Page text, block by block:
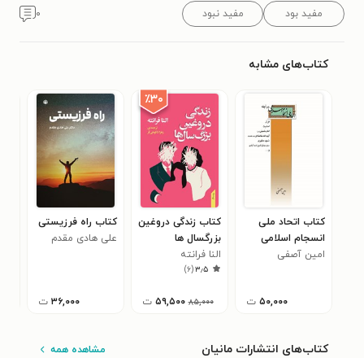
مفید بود مفید نبود ۰
کتاب‌های مشابه
کتاب اتحاد ملی
انسجام اسلامی
امین آصفی
۵۰,۰۰۰ ت
٪۳۰
کتاب زندگی دروغین
بزرگسال ها
النا فرانته
۳٫۵(۶)
۸۵,۰۰۰ ۵۹,۵۰۰ ت
کتاب راه فرزیستی
علی هادی مقدم
۳۶,۰۰۰ ت
کتاب‌های انتشارات مانیان مشاهده همه